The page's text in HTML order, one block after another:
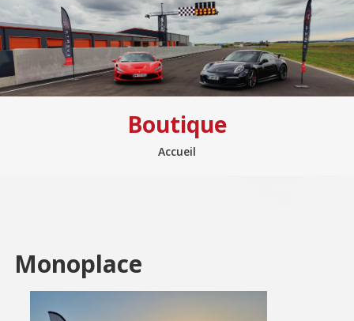
Boutique
Accueil
Monoplace